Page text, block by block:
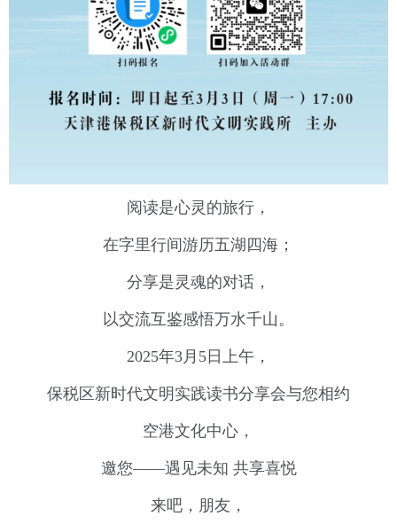
阅读是心灵的旅行，
在字里行间游历五湖四海；
分享是灵魂的对话，
以交流互鉴感悟万水千山。
2025年3月5日上午，
保税区新时代文明实践读书分享会与您相约
空港文化中心，
邀您——遇见未知 共享喜悦
来吧，朋友，